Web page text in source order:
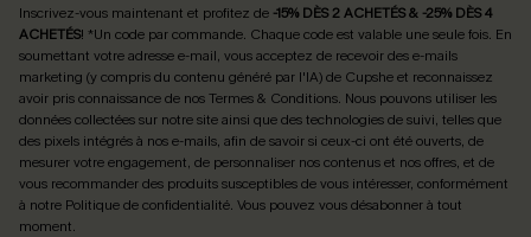
Inscrivez-vous maintenant et profitez de -15% DÈS 2 ACHETÉS & -25% DÈS 4
ACHETÉS! *Un code par commande. Chaque code est valable une seule fois. En
soumettant votre adresse e-mail, vous acceptez de recevoir des e-mails
marketing (y compris du contenu généré par l'IA) de Cupshe et reconnaissez
avoir pris connaissance de nosTermes & Conditions. Nous pouvons utiliser les
données collectées sur notre site ainsi que des technologies de suivi, telles que
des pixels intégrés à nos e-mails, afin de savoir si ceux-ci ont été ouverts, de
mesurer votre engagement, de personnaliser nos contenus et nos offres, et de
vous recommander des produits susceptibles de vous intéresser, conformément
à notre Politique de confidentialité. Vous pouvez vous désabonner à tout
moment.